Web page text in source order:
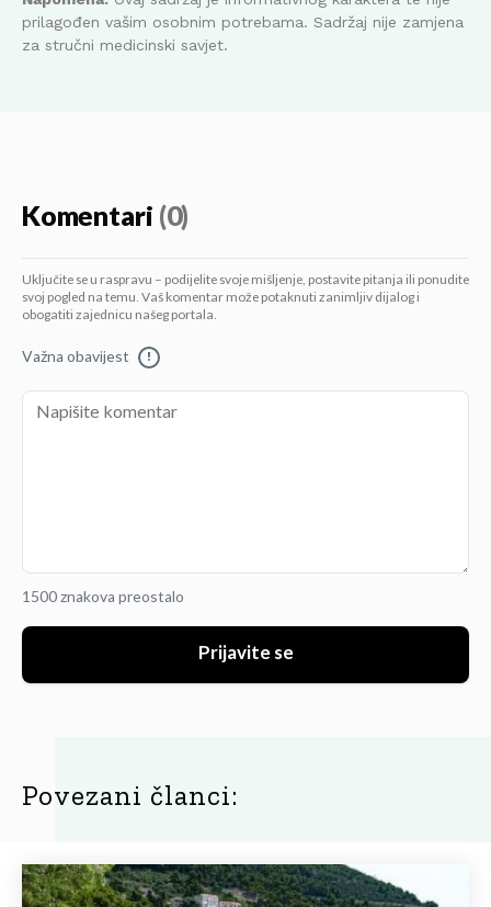
prilagođen vašim osobnim potrebama. Sadržaj nije zamjena
za stručni medicinski savjet.
Komentari (0)
Uključite se u raspravu – podijelite svoje mišljenje, postavite pitanja ili ponudite
svoj pogled na temu. Vaš komentar može potaknuti zanimljiv dijalog i
obogatiti zajednicu našeg portala.
Važna obavijest !
1500 znakova preostalo
Prijavite se
Povezani članci: